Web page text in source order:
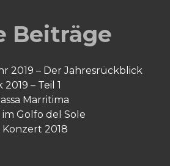
Beiträge
2019 – Der Jahresrückblick
– Teil 1
Marritima
Golfo del Sole
2018